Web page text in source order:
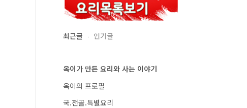
최근글 인기글
옥이가 만든 요리와 사는 이야기
옥이의 프로필
국.전골.특별요리